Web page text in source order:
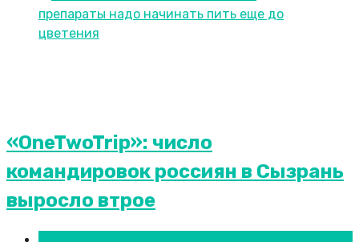
«OneTwoTrip»: число
командировок россиян в Сызрань
выросло втрое